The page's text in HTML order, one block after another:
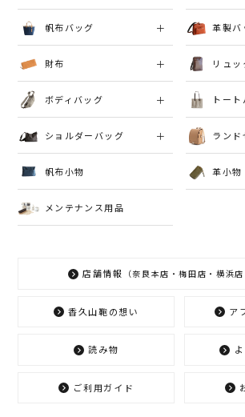
帆布バッグ 革製バ
財布 リュッ
ボディバッグ トー
ショルダーバッグ ランド
帆布小物
メンテナンス用品
革小物
店舗情報 （奈良本店・梅田店・横浜店
香久山鞄の想い ア
読み物
ご利用ガイド